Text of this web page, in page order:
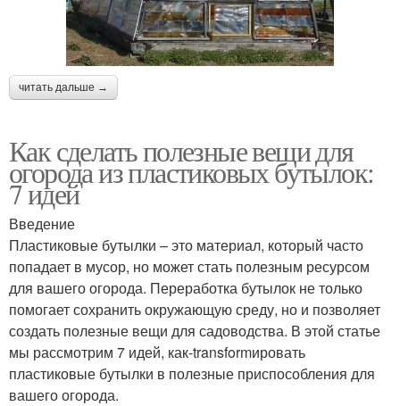
читать дальше →
Как сделать полезные вещи для
огорода из пластиковых бутылок:
7 идей
Введение
Пластиковые бутылки – это материал, который часто
попадает в мусор, но может стать полезным ресурсом
для вашего огорода. Переработка бутылок не только
помогает сохранить окружающую среду, но и позволяет
создать полезные вещи для садоводства. В этой статье
мы рассмотрим 7 идей, как-transformировать
пластиковые бутылки в полезные приспособления для
вашего огорода.